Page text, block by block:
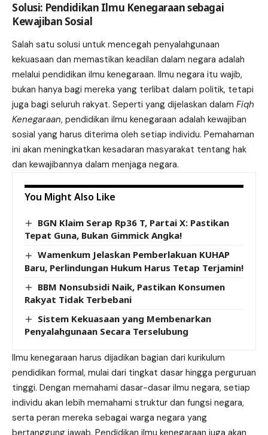
Solusi: Pendidikan Ilmu Kenegaraan sebagai
Kewajiban Sosial
Salah satu solusi untuk mencegah penyalahgunaan
kekuasaan dan memastikan keadilan dalam negara adalah
melalui pendidikan ilmu kenegaraan. Ilmu negara itu wajib,
bukan hanya bagi mereka yang terlibat dalam politik, tetapi
juga bagi seluruh rakyat. Seperti yang dijelaskan dalam Fiqh
Kenegaraan, pendidikan ilmu kenegaraan adalah kewajiban
sosial yang harus diterima oleh setiap individu. Pemahaman
ini akan meningkatkan kesadaran masyarakat tentang hak
dan kewajibannya dalam menjaga negara.
You Might Also Like
BGN Klaim Serap Rp36 T, Partai X: Pastikan
Tepat Guna, Bukan Gimmick Angka!
Wamenkum Jelaskan Pemberlakuan KUHAP
Baru, Perlindungan Hukum Harus Tetap Terjamin!
BBM Nonsubsidi Naik, Pastikan Konsumen
Rakyat Tidak Terbebani
Sistem Kekuasaan yang Membenarkan
Penyalahgunaan Secara Terselubung
Ilmu kenegaraan harus dijadikan bagian dari kurikulum
pendidikan formal, mulai dari tingkat dasar hingga perguruan
tinggi. Dengan memahami dasar-dasar ilmu negara, setiap
individu akan lebih memahami struktur dan fungsi negara,
serta peran mereka sebagai warga negara yang